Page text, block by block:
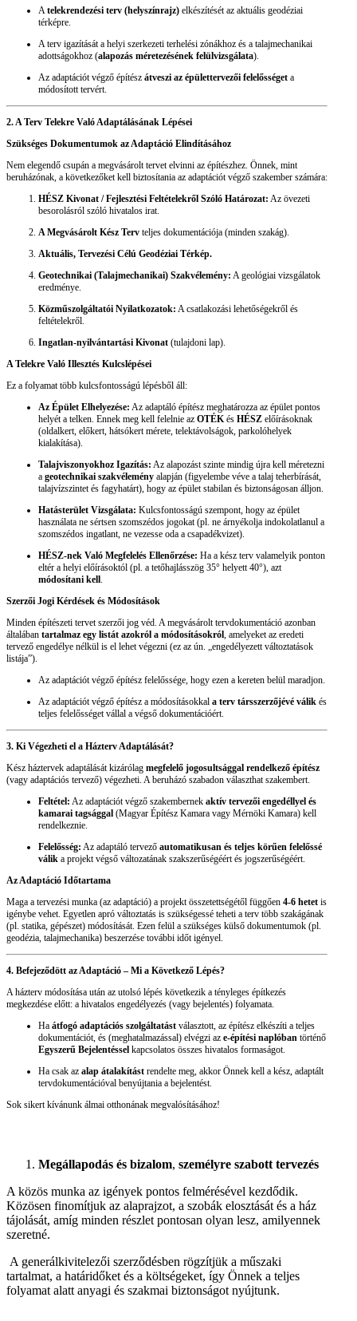
Atelekrendezési terv (helyszínrajz) elkészítését az aktuális geodéziai
térképre.
A terv igazítását a helyi szerkezeti terhelési zónákhoz és a talajmechanikai
adottságokhoz (alapozás méretezésének felülvizsgálata).
Az adaptációt végző építész átveszi az épülettervezői felelősséget a
módosított tervért.
2. A Terv Telekre Való Adaptálásának Lépései
Szükséges Dokumentumok az Adaptáció Elindításához
Nem elegendő csupán a megvásárolt tervet elvinni az építészhez. Önnek, mint
beruházónak, a következőket kell biztosítania az adaptációt végző szakember számára:
HÉSZ Kivonat / Fejlesztési Feltételekről Szóló Határozat: Az övezeti
besorolásról szóló hivatalos irat.
A Megvásárolt Kész Terv teljes dokumentációja (minden szakág).
Aktuális, Tervezési Célú Geodéziai Térkép.
Geotechnikai (Talajmechanikai) Szakvélemény: A geológiai vizsgálatok
eredménye.
Közműszolgáltatói Nyilatkozatok: A csatlakozási lehetőségekről és
feltételekről.
Ingatlan-nyilvántartási Kivonat (tulajdoni lap).
A Telekre Való Illesztés Kulcslépései
Ez a folyamat több kulcsfontosságú lépésből áll:
Az Épület Elhelyezése: Az adaptáló építész meghatározza az épület pontos
helyét a telken. Ennek meg kell felelnie az OTÉKés HÉSZ előírásoknak
(oldalkert, előkert, hátsókert mérete, telektávolságok, parkolóhelyek
kialakítása).
Talajviszonyokhoz Igazítás: Az alapozást szinte mindig újra kell méretezni
a geotechnikai szakvélemény alapján (figyelembe véve a talaj teherbírását,
talajvízszintet és fagyhatárt), hogy az épület stabilan és biztonságosan álljon.
Hatásterület Vizsgálata: Kulcsfontosságú szempont, hogy az épület
használata ne sértsen szomszédos jogokat (pl. ne árnyékolja indokolatlanul a
szomszédos ingatlant, ne vezesse oda a csapadékvizet).
HÉSZ-nek Való Megfelelés Ellenőrzése: Ha a kész terv valamelyik ponton
eltér a helyi előírásoktól (pl. a tetőhajlásszög 35° helyett 40°), azt
módosítani kell.
Szerzői Jogi Kérdések és Módosítások
Minden építészeti tervet szerzői jog véd. A megvásárolt tervdokumentáció azonban
általában tartalmaz egy listát azokról a módosításokról, amelyeket az eredeti
tervező engedélye nélkül is el lehet végezni (ez az ún. „engedélyezett változtatások
listája”).
Az adaptációt végző építész felelőssége, hogy ezen a kereten belül maradjon.
Az adaptációt végző építész a módosításokkal a terv társszerzőjévé válik és
teljes felelősséget vállal a végső dokumentációért.
3. Ki Végezheti el a Házterv Adaptálását?
Kész háztervek adaptálását kizárólag megfelelő jogosultsággal rendelkező építész
(vagy adaptációs tervező) végezheti. A beruházó szabadon választhat szakembert.
Feltétel: Az adaptációt végző szakembernek aktív tervezői engedéllyel és
kamarai tagsággal (Magyar Építész Kamara vagy Mérnöki Kamara) kell
rendelkeznie.
Felelősség: Az adaptáló tervező automatikusan és teljes körűen felelőssé
válik a projekt végső változatának szakszerűségéért és jogszerűségéért.
Az Adaptáció Időtartama
Maga a tervezési munka (az adaptáció) a projekt összetettségétől függően 4-6 hetet is
igénybe vehet. Egyetlen apró változtatás is szükségessé teheti a terv több szakágának
(pl. statika, gépészet) módosítását. Ezen felül a szükséges külső dokumentumok (pl.
geodézia, talajmechanika) beszerzése további időt igényel.
4. Befejeződött az Adaptáció – Mi a Következő Lépés?
A házterv módosítása után az utolsó lépés következik a tényleges építkezés
megkezdése előtt: a hivatalos engedélyezés (vagy bejelentés) folyamata.
Ha átfogó adaptációs szolgáltatást választott, az építész elkészíti a teljes
dokumentációt, és (meghatalmazással) elvégzi az e-építési naplóban történő
Egyszerű Bejelentéssel kapcsolatos összes hivatalos formaságot.
Ha csak az alap átalakítást rendelte meg, akkor Önnek kell a kész, adaptált
tervdokumentációval benyújtania a bejelentést.
Sok sikert kívánunk álmai otthonának megvalósításához!
Megállapodás és bizalom, személyre szabott tervezés
A közös munka az igények pontos felmérésével kezdődik.
Közösen finomítjuk az alaprajzot, a szobák elosztását és a ház
tájolását, amíg minden részlet pontosan olyan lesz, amilyennek
szeretné.
A generálkivitelezői szerződésben rögzítjük a műszaki
tartalmat, a határidőket és a költségeket, így Önnek a teljes
folyamat alatt anyagi és szakmai biztonságot nyújtunk.